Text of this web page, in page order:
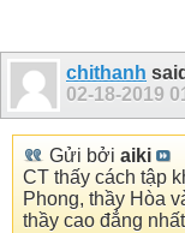
chithanh
02-18-2019
Gửi bởi aiki
CT thấy cách tập
Phong, thầy Hòa
thầy cao đẳng